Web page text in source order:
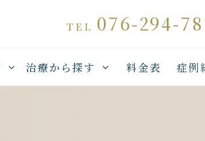
TEL 076-294-
治療から探す 料金表 症例